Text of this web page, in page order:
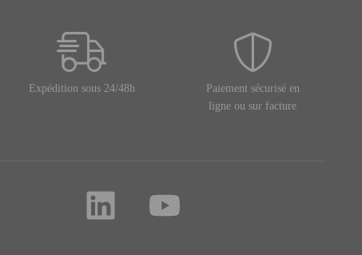
Expédition sous 24/48h
Paiement sécurisé en
ligne ou sur facture